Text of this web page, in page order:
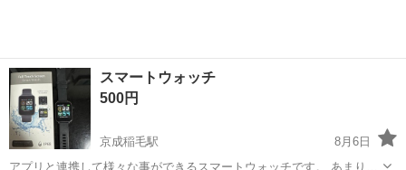
スマートウォッチ
500円
京成稲毛駅
8月6日
アプリと連携して様々な事ができるスマートウォッチです。 あまり使